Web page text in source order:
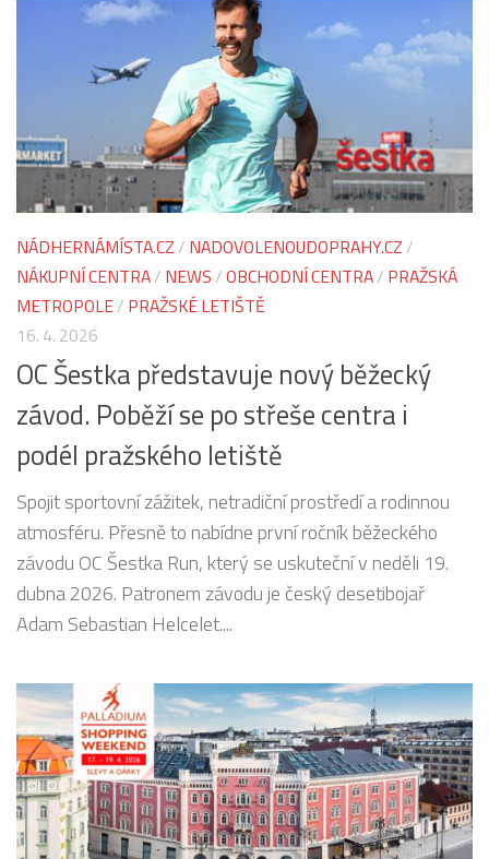
NÁDHERNÁMÍSTA.CZ / NADOVOLENOUDOPRAHY.CZ /
NÁKUPNÍ CENTRA/ NEWS /OBCHODNÍ CENTRA/ PRAŽSKÁ
METROPOLE/ PRAŽSKÉ LETIŠTĚ
16. 4. 2026
OC Šestka představuje nový běžecký
závod. Poběží se po střeše centra i
podél pražského letiště
Spojit sportovní zážitek, netradiční prostředí a rodinnou
atmosféru. Přesně to nabídne první ročník běžeckého
závodu OC Šestka Run, který se uskuteční v neděli 19.
dubna 2026. Patronem závodu je český desetibojař
Adam Sebastian Helcelet....